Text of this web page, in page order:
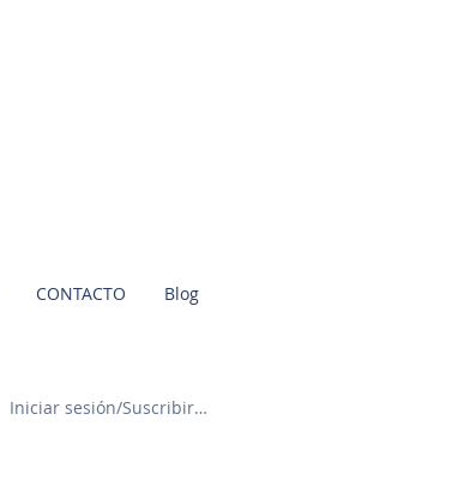
CONTACTO Blog
Iniciar sesión/Suscribirme